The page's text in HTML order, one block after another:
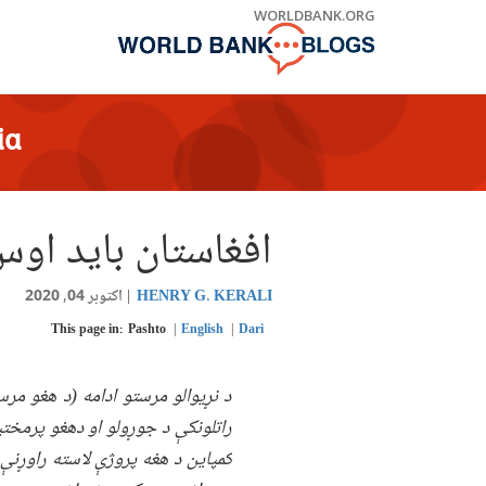
WORLDBANK.ORG
افغاستان باید
HENRY G. KERALI اکتوبر 04, 2020
This page in: Pashto English Dari
د نړیوالو مرستو ادامه (د هغو
راتلونکې د جوړولو او دهغو
کمپاین د هغه پروژې لاسته